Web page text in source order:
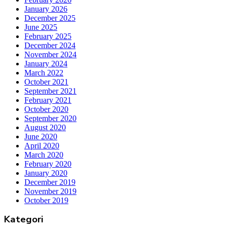
January 2026
December 2025
June 2025
February 2025
December 2024
November 2024
January 2024
March 2022
October 2021
September 2021
February 2021
October 2020
September 2020
August 2020
June 2020
April 2020
March 2020
February 2020
January 2020
December 2019
November 2019
October 2019
Kategori